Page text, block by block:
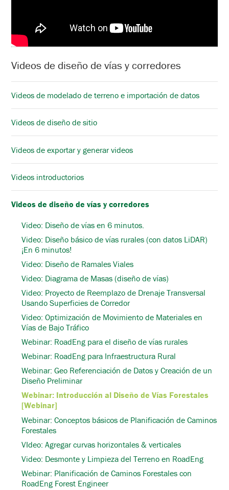
Videos de diseño de vías y corredores
Videos de modelado de terreno e importación de datos
Videos de diseño de sitio
Videos de exportar y generar videos
Videos introductorios
Videos de diseño de vías y corredores
Video: Diseño de vías en 6 minutos.
Video: Diseño básico de vías rurales (con datos LiDAR)
¡En 6 minutos!
Video: Diseño de Ramales Viales
Video: Diagrama de Masas (diseño de vías)
Video: Proyecto de Reemplazo de Drenaje Transversal
Usando Superficies de Corredor
Video: Optimización de Movimiento de Materiales en
Vías de Bajo Tráfico
Webinar: RoadEng para el diseño de vías rurales
Webinar: RoadEng para Infraestructura Rural
Webinar: Geo Referenciación de Datos y Creación de un
Diseño Preliminar
Webinar: Introducción al Diseño de Vías Forestales
[Webinar]
Webinar: Conceptos básicos de Planificación de Caminos
Forestales
VIdeo: Agregar curvas horizontales & verticales
Video: Desmonte y Limpieza del Terreno en RoadEng
Webinar: Planificación de Caminos Forestales con
RoadEng Forest Engineer